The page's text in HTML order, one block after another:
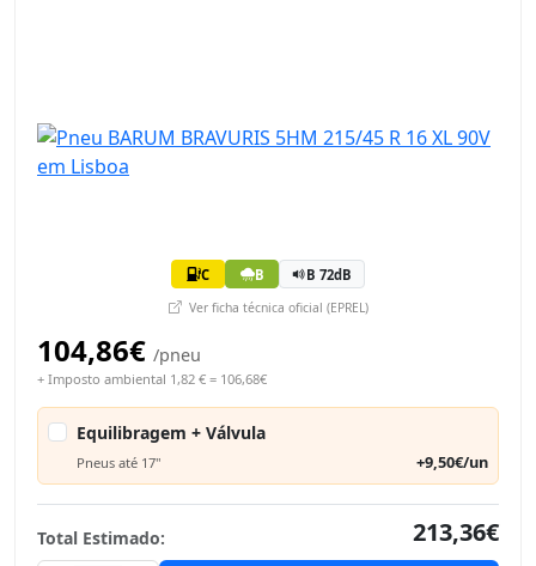
C B B 72dB
Ver ficha técnica oficial (EPREL)
104,86€ /pneu
+ Imposto ambiental 1,82 € = 106,68€
Equilibragem + Válvula
Pneus até 17" +9,50€/un
Total Estimado:
213,36€